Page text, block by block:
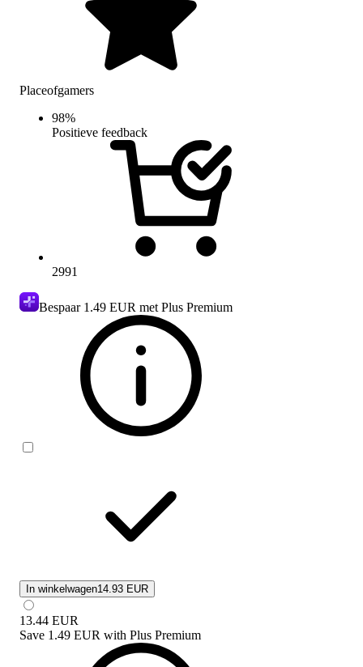
Placeofgamers
98%
Positieve feedback
2991
Bespaar 1.49 EUR met Plus Premium
In winkelwagen14.93 EUR
13.44 EUR
Save 1.49 EUR with Plus Premium